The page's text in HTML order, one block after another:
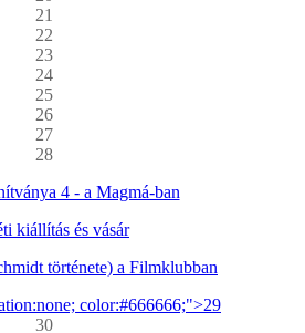
21
22
23
24
25
26
27
28
4 - a Magmá-ban
kiállítás és vásár
története) a Filmklubban
color:#666666;">29
30